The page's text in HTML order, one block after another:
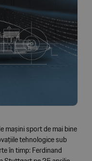
mașini sport de mai bine
tehnologice sub
în timp: Ferdinand